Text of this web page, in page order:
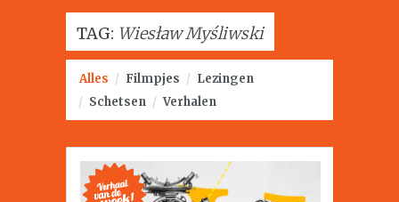
TAG: Wiesław Myśliwski
Alles / Filmpjes / Lezingen
/ Schetsen / Verhalen